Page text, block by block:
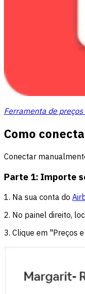
Ferramenta de
Como
Conectar
Parte 1: Importe
1. Na sua conta do
2. No painel direito,
3. Clique em "Preços